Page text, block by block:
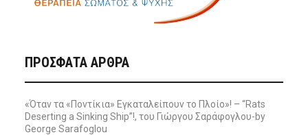
ΠΡΌΣΦΑΤΑ ΆΡΘΡΑ
«Όταν τα «Ποντίκια» Εγκαταλείπουν το Πλοίο»! – “Rats
Deserting a Sinking Ship”!, του Γιώργου Σαράφογλου-by
George Sarafoglou